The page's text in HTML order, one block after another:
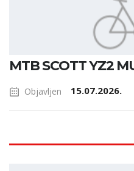
MTB SCOTT YZ2
Objavljen 15.07.2026.